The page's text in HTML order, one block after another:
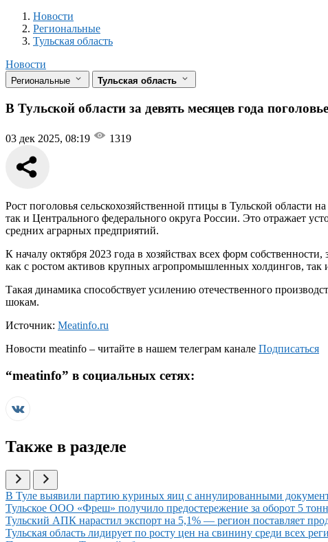
Новости
Разделы
Новости
Региональные
Тульская область
Новости
Региональные Тульская область
В Тульской области за девять месяцев года
03 дек 2025, 08:19 1319
Рост поголовья сельскохозяйственной птицы в Тульской
так и Центрального федерального округа России. Это отражает
средних аграрных предприятий.
К началу октября 2023 года в хозяйствах всех форм
как с ростом активов крупных агропромышленных холдингов, так
Такая динамика способствует усилению отечественного
шокам.
Источник: Meatinfo.ru
Новости meatinfo – читайте в нашем телеграм канале Подписаться
“meatinfo” в социальных сетях:
Также в разделе
Иллюстрация новости
В Туле выявили партию куриных яиц с аннулированными
Иллюстрация новости
Тульское ООО «Фреш» получило предостережение за оборот 5
Иллюстрация новости
Тульский АПК нарастил экспорт на 5,1% — регион поставляет
Иллюстрация новости
Тульская область лидирует по росту цен на свинину среди всех